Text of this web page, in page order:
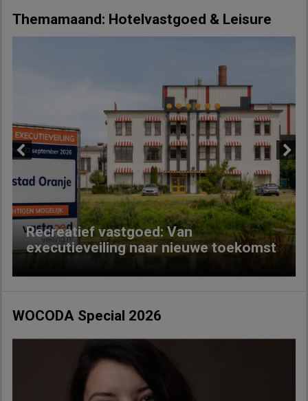
Themamaand: Hotelvastgoed & Leisure
Recreatief vastgoed: Van
executieveiling naar nieuwe toekomst
Next
WOCODA Special 2026